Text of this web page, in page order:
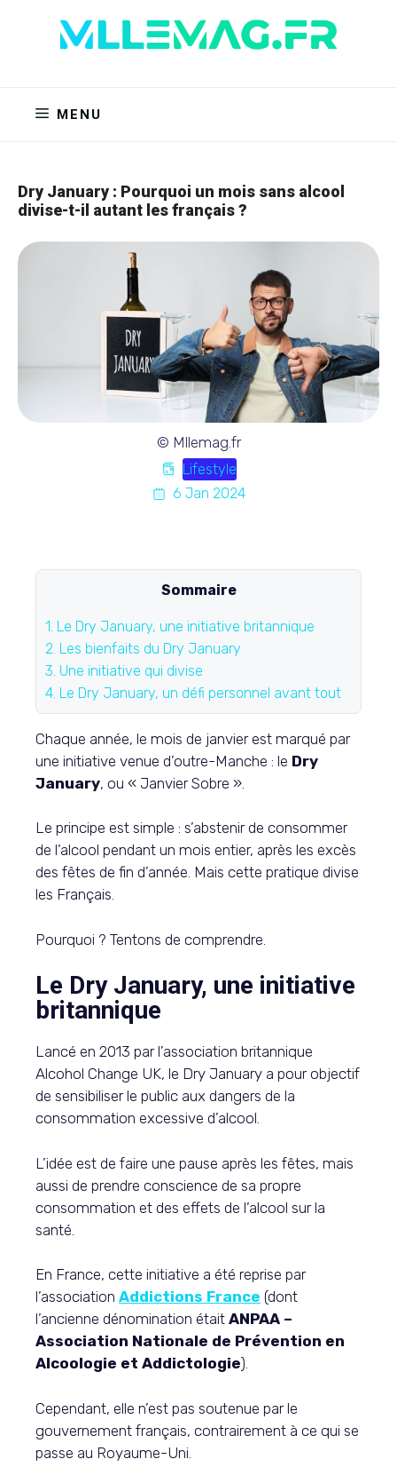
MENU
Dry January : Pourquoi un mois sans alcool
divise-t-il autant les français ?
© Mllemag.fr
Lifestyle
6 Jan 2024
Sommaire
1. Le Dry January, une initiative britannique
2. Les bienfaits du Dry January
3. Une initiative qui divise
4. Le Dry January, un défi personnel avant tout
Chaque année, le mois de janvier est marqué par
une initiative venue d’outre-Manche : le Dry
January, ou « Janvier Sobre ».
Le principe est simple : s’abstenir de consommer
de l’alcool pendant un mois entier, après les excès
des fêtes de fin d’année. Mais cette pratique divise
les Français.
Pourquoi ? Tentons de comprendre.
Le Dry January, une initiative
britannique
Lancé en 2013 par l’association britannique
Alcohol Change UK, le Dry January a pour objectif
de sensibiliser le public aux dangers de la
consommation excessive d’alcool.
L’idée est de faire une pause après les fêtes, mais
aussi de prendre conscience de sa propre
consommation et des effets de l’alcool sur la
santé.
En France, cette initiative a été reprise par
l’association Addictions France (dont
l’ancienne dénomination était ANPAA –
Association Nationale de Prévention en
Alcoologie et Addictologie).
Cependant, elle n’est pas soutenue par le
gouvernement français, contrairement à ce qui se
passe au Royaume-Uni.